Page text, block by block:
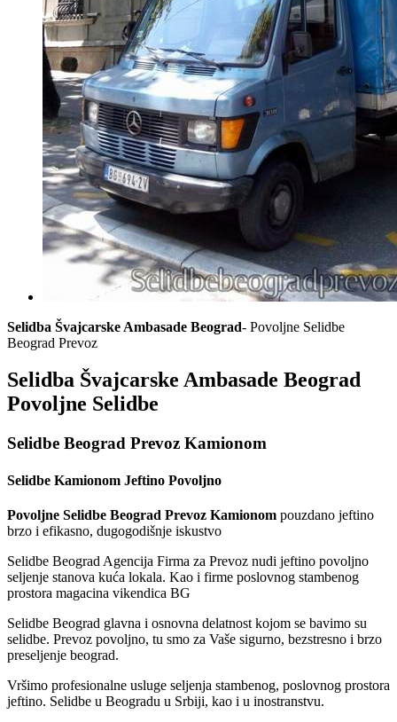
Selidba Švajcarske Ambasade Beograd- Povoljne Selidbe
Beograd Prevoz
Selidba Švajcarske Ambasade Beograd
Povoljne Selidbe
Selidbe Beograd Prevoz Kamionom
Selidbe Kamionom Jeftino Povoljno
Povoljne Selidbe Beograd Prevoz Kamionom pouzdano jeftino
brzo i efikasno, dugogodišnje iskustvo
Selidbe Beograd Agencija Firma za Prevoz nudi jeftino povoljno
seljenje stanova kuća lokala. Kao i firme poslovnog stambenog
prostora magacina vikendica BG
Selidbe Beograd glavna i osnovna delatnost kojom se bavimo su
selidbe. Prevoz povoljno, tu smo za Vaše sigurno, bezstresno i brzo
preseljenje beograd.
Vršimo profesionalne usluge seljenja stambenog, poslovnog prostora
jeftino. Selidbe u Beogradu u Srbiji, kao i u inostranstvu.